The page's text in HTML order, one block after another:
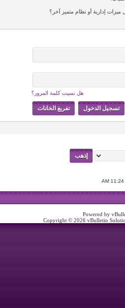
إدارية أو نظام متميز آخر؟
هل نسيت كلمة المرور؟
11:24 AM
Powered by
Copyright © 2026 vBulletin